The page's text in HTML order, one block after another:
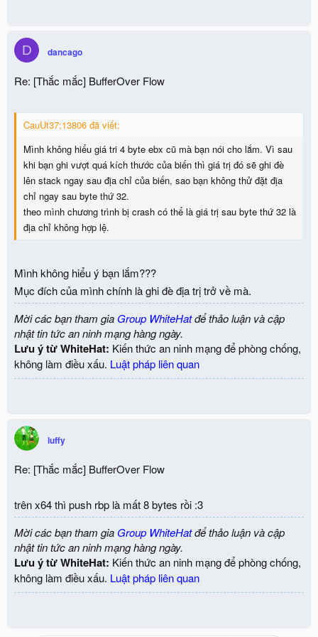
D dancago
Re: [Thắc mắc] BufferOver Flow
CauUt37;13806 đã viết:
Mình không hiểu giá tri 4 byte ebx cũ mà bạn nói cho lắm. Vì sau
khi bạn ghi vượt quá kích thước của biến thì giá trị đó sẽ ghi đè
lên stack ngay sau địa chỉ của biến, sao bạn không thử đặt địa
chỉ ngay sau byte thứ 32.
theo mình chương trình bị crash có thể là giá trị sau byte thứ 32 là
địa chỉ không hợp lệ.
Mình không hiểu ý bạn lắm???
Mục đích của mình chính là ghi đè địa trị trở về mà.
Mời các bạn tham gia Group WhiteHatđể thảo luận và cập
nhật tin tức an ninh mạng hàng ngày.
Lưu ý từ WhiteHat: Kiến thức an ninh mạng để phòng chống,
không làm điều xấu. Luật pháp liên quan
luffy
Re: [Thắc mắc] BufferOver Flow
trên x64 thì push rbp là mất 8 bytes rồi :3
Mời các bạn tham gia Group WhiteHatđể thảo luận và cập
nhật tin tức an ninh mạng hàng ngày.
Lưu ý từ WhiteHat: Kiến thức an ninh mạng để phòng chống,
không làm điều xấu. Luật pháp liên quan